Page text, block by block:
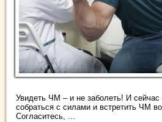
Увидеть ЧМ – и не заболеть! И сейчас
собраться с силами и встретить ЧМ
Согласитесь, ...